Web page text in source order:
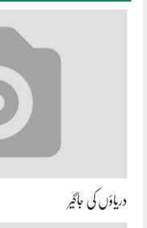
دریاؤں کی جاگیر